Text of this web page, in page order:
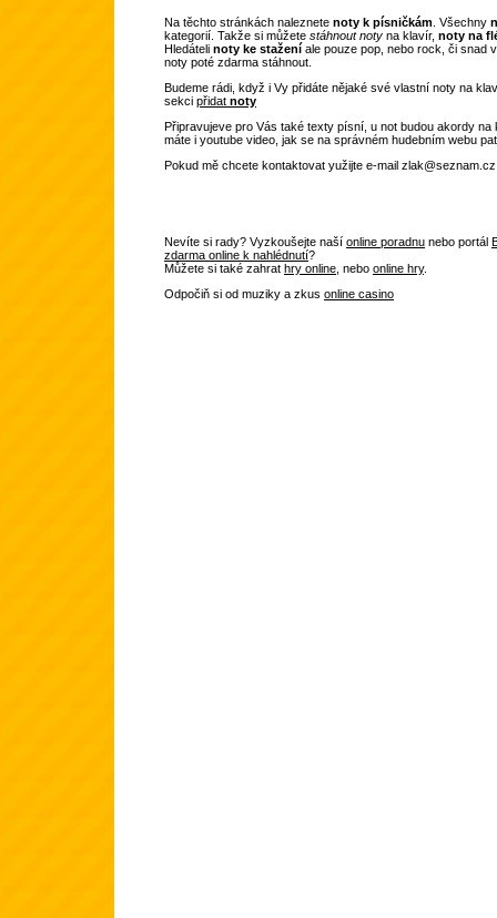
Na těchto stránkách naleznete noty k písničkám. Všechny
kategorií. Takže si můžete stáhnout noty na klavír, noty na
Hledáteli noty ke stažení ale pouze pop, nebo rock, či snad
noty poté zdarma stáhnout.
Budeme rádi, když i Vy přidáte nějaké své vlastní noty na
sekci přidat noty
Připravujeve pro Vás také texty písní, u not budou akordy
máte i youtube video, jak se na správném hudebním webu
Pokud mě chcete kontaktovat yužijte e-mail zlak@seznam.cz
Nevíte si rady? Vyzkoušejte naší online poradnu nebo portál
zdarma online k nahlédnutí?
Můžete si také zahrat hry online, nebo online hry.
Odpočiň si od muziky a zkus online casino